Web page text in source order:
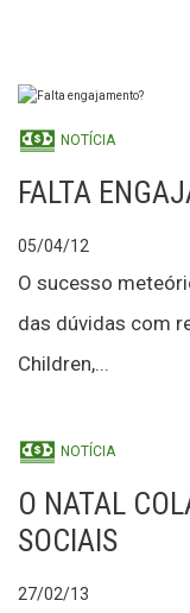
NOTÍCIA
FALTA
05/04/12
O sucesso
das dúvidas com
Children,...
NOTÍCIA
O NATAL
SOCIAIS
27/02/13